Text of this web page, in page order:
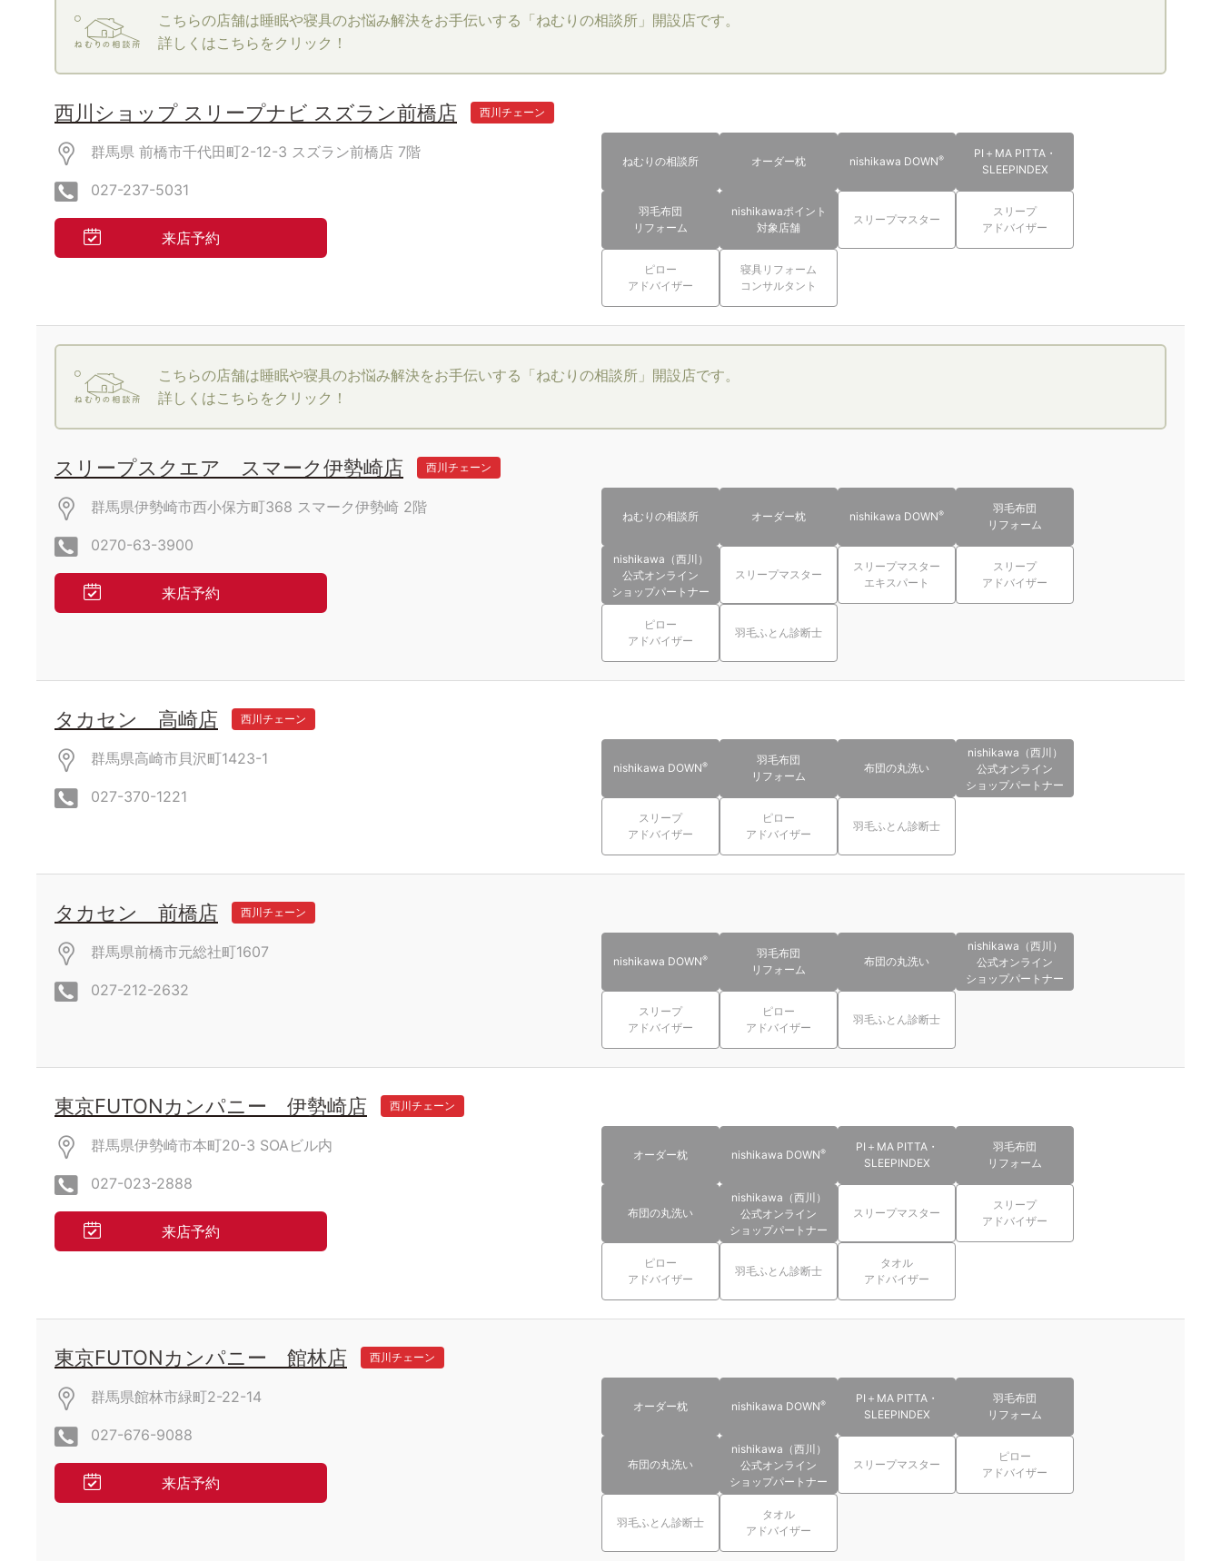
こちらの店舗は睡眠や寝具のお悩み解決をお手伝いする「ねむりの相談所」開設店です。
詳しくはこちらをクリック！
西川ショップ スリープナビ スズラン前橋店 西川チェーン
群馬県 前橋市千代田町2-12-3 スズラン前橋店 7階
027-237-5031
来店予約
ねむりの相談所 オーダー枕 nishikawa DOWN®
PI＋MA PITTA・
SLEEPINDEX
羽毛布団
リフォーム
nishikawaポイント
対象店舗
スリープマスター
スリープ
アドバイザー
ピロー
アドバイザー
寝具リフォーム
コンサルタント
こちらの店舗は睡眠や寝具のお悩み解決をお手伝いする「ねむりの相談所」開設店です。
詳しくはこちらをクリック！
スリープスクエア スマーク伊勢崎店 西川チェーン
群馬県伊勢崎市西小保方町368 スマーク伊勢崎 2階
0270-63-3900
来店予約
ねむりの相談所 オーダー枕 nishikawa DOWN®
羽毛布団
リフォーム
nishikawa（西川）
公式オンライン
ショップパートナー
スリープマスター
スリープマスター
エキスパート
スリープ
アドバイザー
ピロー
アドバイザー
羽毛ふとん診断士
タカセン 高崎店 西川チェーン
群馬県高崎市貝沢町1423-1
027-370-1221
nishikawa DOWN®
羽毛布団
リフォーム
布団の丸洗い
nishikawa（西川）
公式オンライン
ショップパートナー
スリープ
アドバイザー
ピロー
アドバイザー
羽毛ふとん診断士
タカセン 前橋店 西川チェーン
群馬県前橋市元総社町1607
027-212-2632
nishikawa DOWN®
羽毛布団
リフォーム
布団の丸洗い
nishikawa（西川）
公式オンライン
ショップパートナー
スリープ
アドバイザー
ピロー
アドバイザー
羽毛ふとん診断士
東京FUTONカンパニー 伊勢崎店 西川チェーン
群馬県伊勢崎市本町20-3 SOAビル内
027-023-2888
来店予約
オーダー枕 nishikawa DOWN®
PI＋MA PITTA・
SLEEPINDEX
羽毛布団
リフォーム
布団の丸洗い
nishikawa（西川）
公式オンライン
ショップパートナー
スリープマスター
スリープ
アドバイザー
ピロー
アドバイザー
羽毛ふとん診断士
タオル
アドバイザー
東京FUTONカンパニー 館林店 西川チェーン
群馬県館林市緑町2-22-14
027-676-9088
来店予約
オーダー枕 nishikawa DOWN®
PI＋MA PITTA・
SLEEPINDEX
羽毛布団
リフォーム
布団の丸洗い
nishikawa（西川）
公式オンライン
ショップパートナー
スリープマスター
ピロー
アドバイザー
羽毛ふとん診断士
タオル
アドバイザー